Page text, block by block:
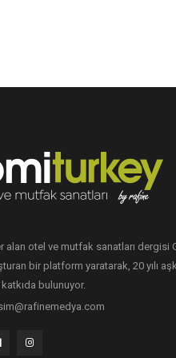
alan otel ve mutfak sanatları dergisi
bir platform yaratarak, 20 yılı
bulunuyor.